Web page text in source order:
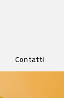
Contatti